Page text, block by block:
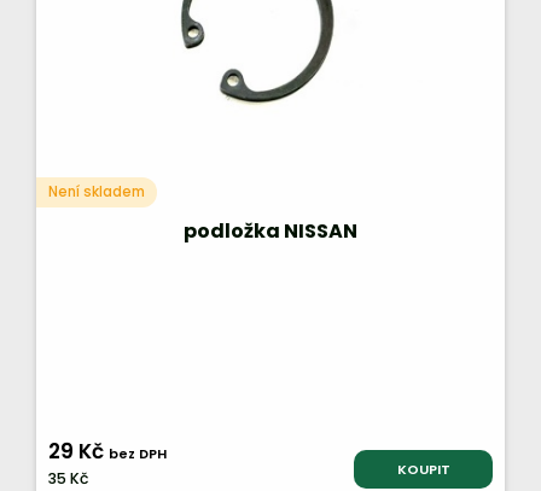
Není skladem
podložka NISSAN
29 Kč bez DPH
35 Kč KOUPIT